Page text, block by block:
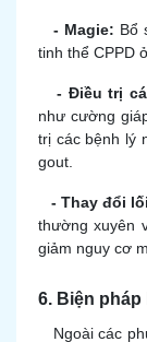
- Magie: Bổ
tinh thể CPPD
- Điều trị
như cường
trị các bệnh lý
gout.
- Thay đổi
thường xuyên
giảm nguy cơ
6. Biện
Ngoài các